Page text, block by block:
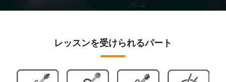
レッスンを受けられるパート